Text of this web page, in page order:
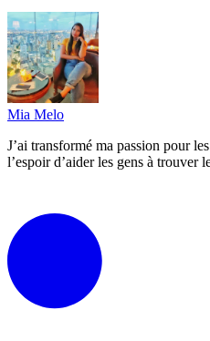
Mia Melo
J’ai transformé ma passion pour
l’espoir d’aider les gens à trouver